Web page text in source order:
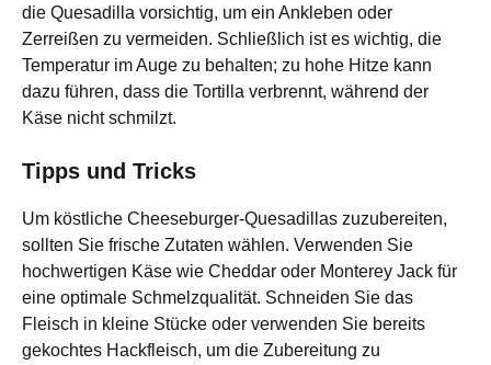
die Quesadilla vorsichtig, um ein Ankleben oder
Zerreißen zu vermeiden. Schließlich ist es wichtig, die
Temperatur im Auge zu behalten; zu hohe Hitze kann
dazu führen, dass die Tortilla verbrennt, während der
Käse nicht schmilzt.
Tipps und Tricks
Um köstliche Cheeseburger-Quesadillas zuzubereiten,
sollten Sie frische Zutaten wählen. Verwenden Sie
hochwertigen Käse wie Cheddar oder Monterey Jack für
eine optimale Schmelzqualität. Schneiden Sie das
Fleisch in kleine Stücke oder verwenden Sie bereits
gekochtes Hackfleisch, um die Zubereitung zu